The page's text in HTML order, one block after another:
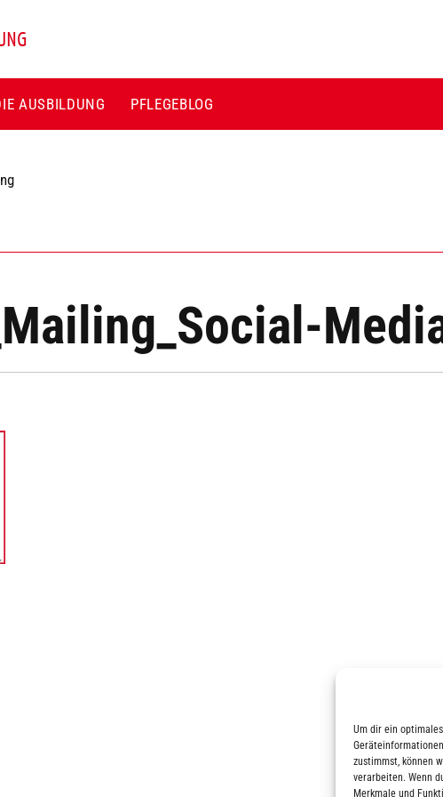
Um dir ein
zustimmst, können
verarbeiten. Wenn
Merkmale und
AUSBILDUNG PFLEGEBLOG